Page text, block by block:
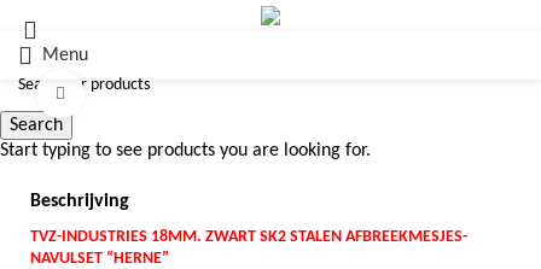
Menu
Click to enlarge
Beschrijving
TVZ-INDUSTRIES 18MM. ZWART SK2 STALEN AFBREEKMESJES-
NAVULSET “HERNE”
Search
Start typing to see products you are looking for.